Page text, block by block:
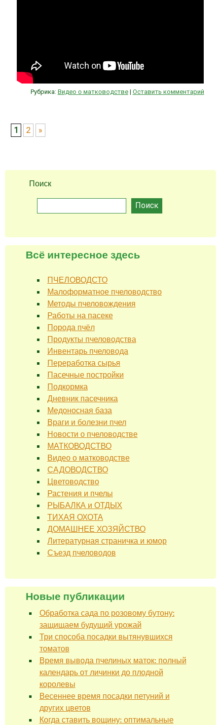
Рубрика: Видео о матководстве | Оставить комментарий
Post navigation
1 2 »
Поиск
Поиск
Всё интересное здесь
ПЧЕЛОВОДСТО
Малоформатное пчеловодство
Методы пчеловождения
Работы на пасеке
Порода пчёл
Продукты пчеловодства
Инвентарь пчеловода
Переработка сырья
Пасечные постройки
Подкормка
Дневник пасечника
Медоносная база
Враги и болезни пчел
Новости о пчеловодстве
МАТКОВОДСТВО
Видео о матководстве
САДОВОДСТВО
Цветоводство
Растения и пчелы
РЫБАЛКА и ОТДЫХ
ТИХАЯ ОХОТА
ДОМАШНЕЕ ХОЗЯЙСТВО
Литературная страничка и юмор
Съезд пчеловодов
Новые публикации
Обработка сада по розовому бутону:
защищаем будущий урожай
Три способа посадки вытянувшихся
томатов
Время вывода пчелиных маток: полный
календарь от личинки до плодной
королевы
Весеннее время посадки петуний и
других цветов
Когда ставить вощину: оптимальные